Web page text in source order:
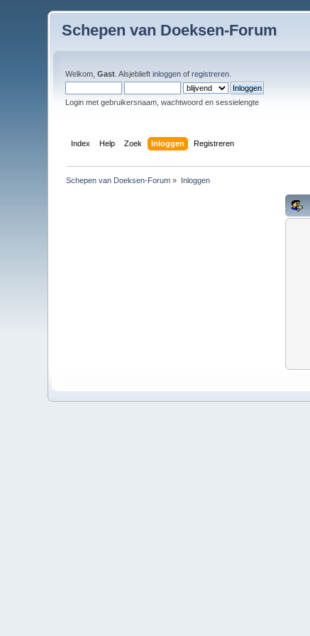
Schepen van Doeksen-Forum
Welkom,Gast . Alsjeblieftinloggen ofregistreren
Login met gebruikersnaam, wachtwoord en sessielengte
Index Help Zoek Inloggen Registreren
Schepen van Doeksen-Forum » Inloggen